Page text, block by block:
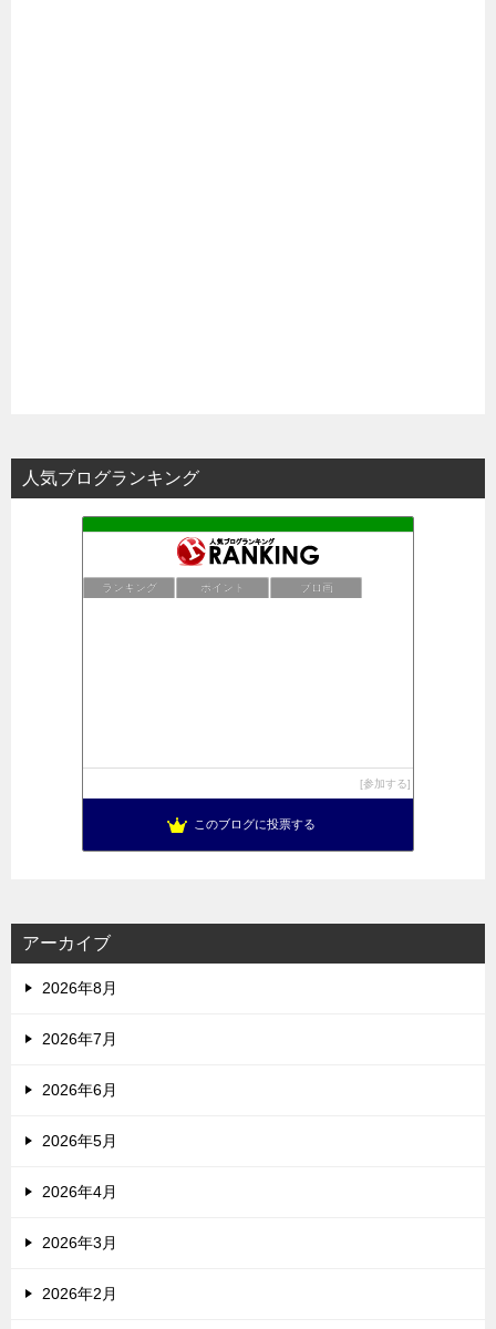
人気ブログランキング
ランキング ポイント ブロ画
参加する
このブログに投票する
アーカイブ
2026年8月
2026年7月
2026年6月
2026年5月
2026年4月
2026年3月
2026年2月